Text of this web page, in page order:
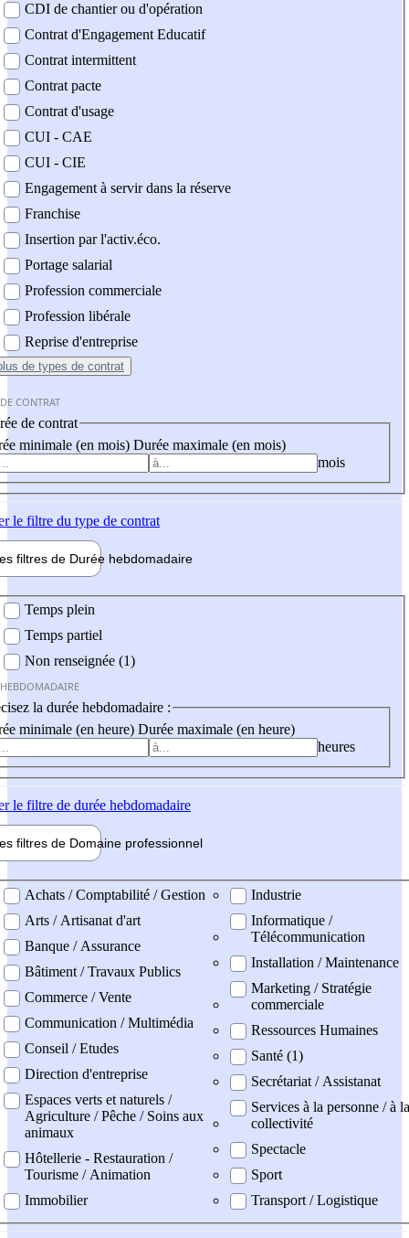
CDI de chantier ou d'opération
Contrat d'Engagement Educatif
Contrat intermittent
Contrat pacte
Contrat d'usage
CUI - CAE
CUI - CIE
Engagement à servir dans la réserve
Franchise
Insertion par l'activ.éco.
Portage salarial
Profession commerciale
Profession libérale
Reprise d'entreprise
de types de contrat
CONTRAT
de contrat
minimale (en mois) Durée maximale (en mois)
mois
le filtre du type de contrat
filtres de Durée hebdomadaire
Temps plein
Temps partiel
Non renseignée (1)
la durée hebdomadaire :
minimale (en heure) Durée maximale (en heure)
heures
le filtre de durée hebdomadaire
filtres de Domaine professionnel
professionel
Achats / Comptabilité / Gestion
Arts / Artisanat d'art
Banque / Assurance
Bâtiment / Travaux Publics
Commerce / Vente
Communication / Multimédia
Conseil / Etudes
Direction d'entreprise
Espaces verts et naturels /
Agriculture / Pêche / Soins aux
animaux
Hôtellerie - Restauration /
Tourisme / Animation
Immobilier
Industrie
Informatique /
Télécommunication
Installation / Maintenance
Marketing / Stratégie
commerciale
Ressources Humaines
Santé (1)
Secrétariat / Assistanat
Services à la personne / à la
collectivité
Spectacle
Sport
Transport / Logistique